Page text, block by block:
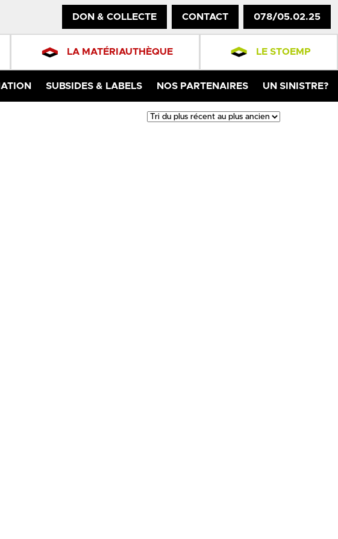
DON & COLLECTE CONTACT 078/05.02.25
LA MATÉRIAUTHÈQUE LE STOEMP
SUBSIDES & LABELS NOS PARTENAIRES UN SINISTRE?